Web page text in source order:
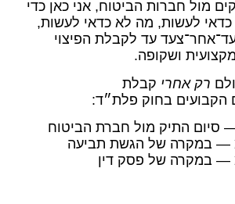
מול חברות הביטוח, אני כאן כדי
לעשות, מה לא כדאי לעשות,
עד לקבלת הפיצוי
ושקופה.
רק אחרי קבלת
הקבועים בחוק פלת״ד: